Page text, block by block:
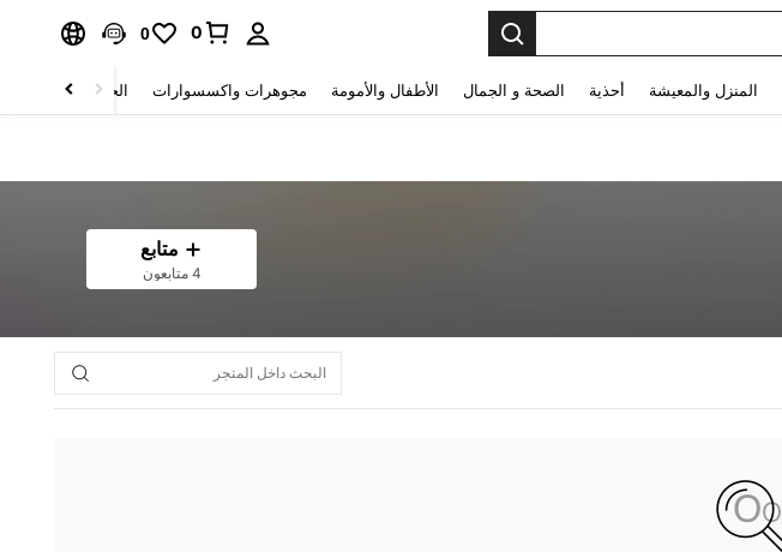
0
0
المنزل والمعيشة أحذية الصحة و الجمال الأطفال والأمومة مجوهرات واكسسوارات الحقائب والأمتعة
متابع
4 متابعون